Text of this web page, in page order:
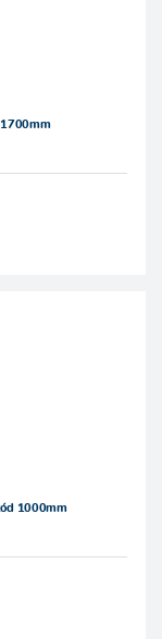
1700mm
1000mm